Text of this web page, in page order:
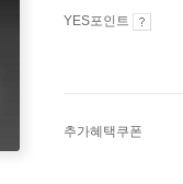
YES포인트
추가혜택쿠폰